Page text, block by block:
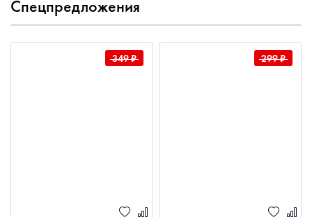
Спецпредложения
349₽ 299₽